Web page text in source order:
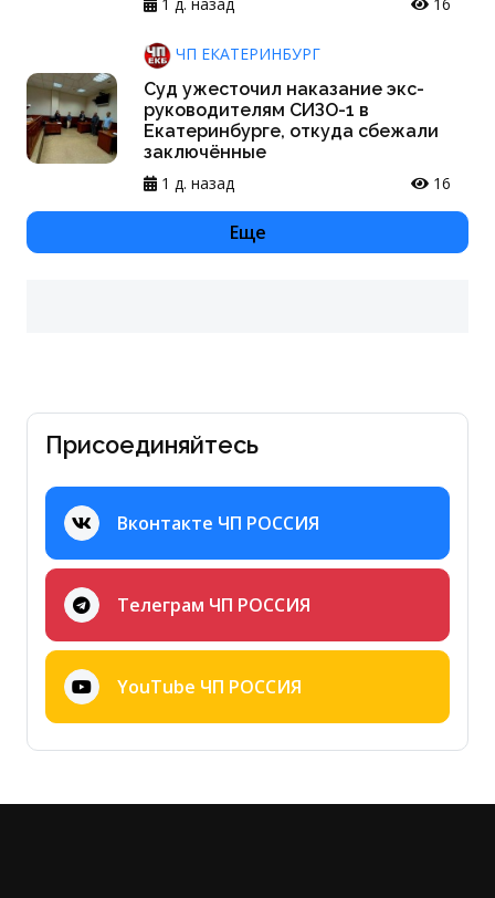
ЧП ЕКАТЕРИНБУРГ
Суд ужесточил наказание экс-
руководителям СИЗО-1 в
Екатеринбурге, откуда сбежали
заключённые
1 д. назад
16
Еще
Присоединяйтесь
Вконтакте ЧП РОССИЯ
Телеграм ЧП РОССИЯ
YouTube ЧП РОССИЯ